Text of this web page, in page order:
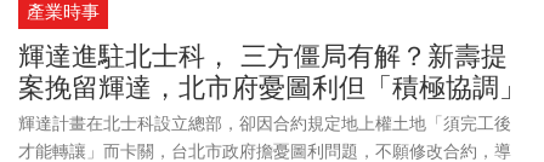
產業時事
輝達進駐北士科， 三方僵局有解？新壽提
案挽留輝達，北市府憂圖利但「積極協調」
輝達計畫在北士科設立總部，卻因合約規定地上權土地「須完工後
才能轉讓」而卡關，台北市政府擔憂圖利問題，不願修改合約，導